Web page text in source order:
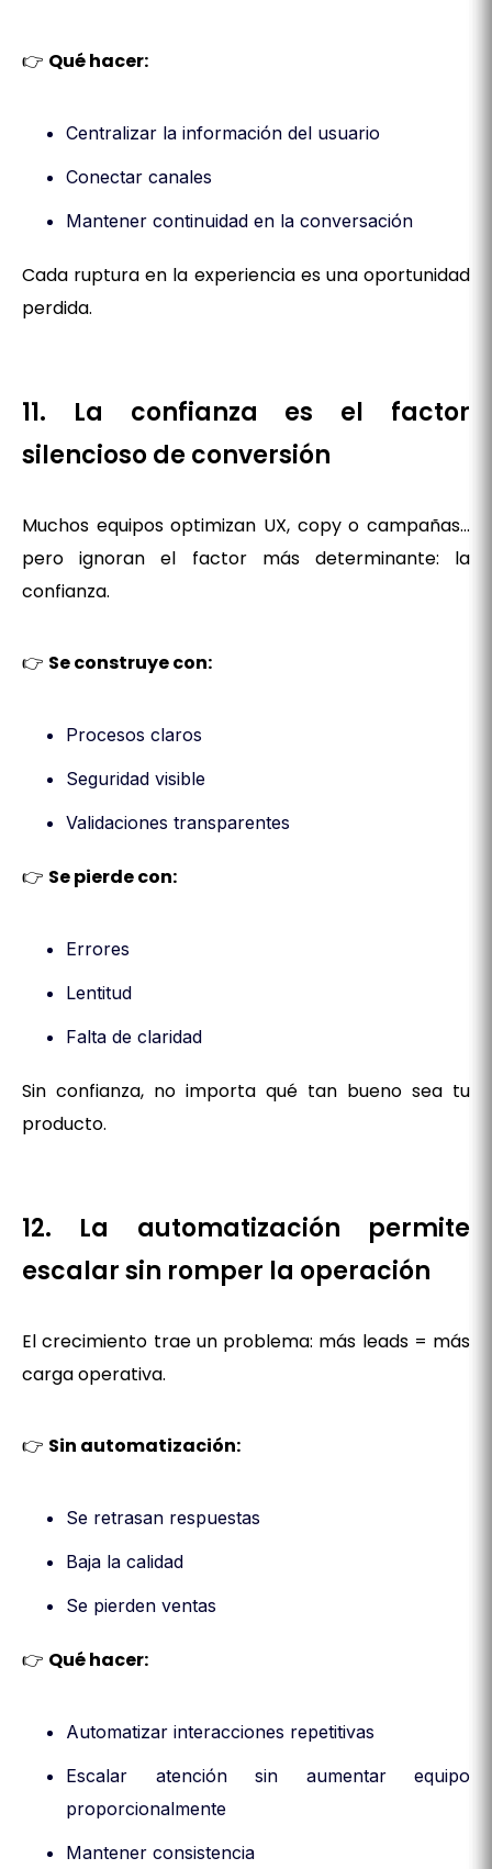
👉 Qué hacer:
Centralizar la información del usuario
Conectar canales
Mantener continuidad en la conversación
Cada ruptura en la experiencia es una oportunidad
perdida.
11. La confianza es el factor
silencioso de conversión
Muchos equipos optimizan UX, copy o campañas…
pero ignoran el factor más determinante: la
confianza.
👉 Se construye con:
Procesos claros
Seguridad visible
Validaciones transparentes
👉 Se pierde con:
Errores
Lentitud
Falta de claridad
Sin confianza, no importa qué tan bueno sea tu
producto.
12. La automatización permite
escalar sin romper la operación
El crecimiento trae un problema: más leads = más
carga operativa.
👉 Sin automatización:
Se retrasan respuestas
Baja la calidad
Se pierden ventas
👉 Qué hacer:
Automatizar interacciones repetitivas
Escalar atención sin aumentar equipo
proporcionalmente
Mantener consistencia